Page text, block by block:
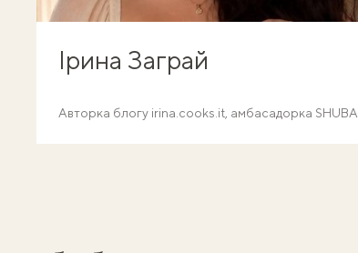
Ірина Заграй
Авторка блогу irina.cooks.it, амбасадорка SHUBA